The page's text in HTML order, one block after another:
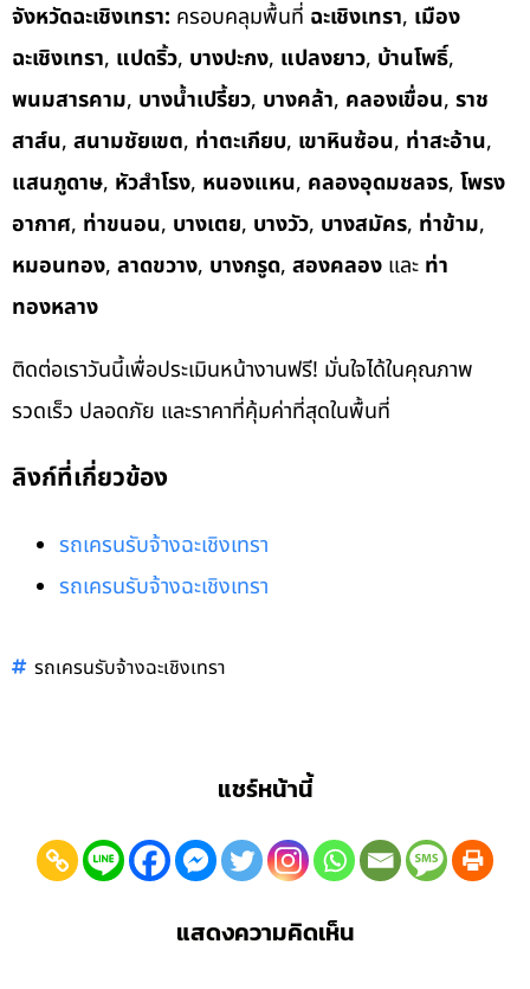
จังหวัดฉะเชิงเทรา: ครอบคลุมพื้นที่ ฉะเชิงเทรา, เมือง
ฉะเชิงเทรา, แปดริ้ว, บางปะกง, แปลงยาว, บ้านโพธิ์,
พนมสารคาม, บางน้ำเปรี้ยว, บางคล้า, คลองเขื่อน, ราช
สาส์น, สนามชัยเขต, ท่าตะเกียบ, เขาหินซ้อน, ท่าสะอ้าน,
แสนภูดาษ, หัวสำโรง, หนองแหน, คลองอุดมชลจร, โพรง
อากาศ, ท่าขนอน, บางเตย, บางวัว, บางสมัคร, ท่าข้าม,
หมอนทอง, ลาดขวาง, บางกรูด, สองคลอง และ ท่า
ทองหลาง
ติดต่อเราวันนี้เพื่อประเมินหน้างานฟรี! มั่นใจได้ในคุณภาพ
รวดเร็ว ปลอดภัย และราคาที่คุ้มค่าที่สุดในพื้นที่
ลิงก์ที่เกี่ยวข้อง
รถเครนรับจ้างฉะเชิงเทรา
รถเครนรับจ้างฉะเชิงเทรา
รถเครนรับจ้างฉะเชิงเทรา
แชร์หน้านี้
แสดงความคิดเห็น